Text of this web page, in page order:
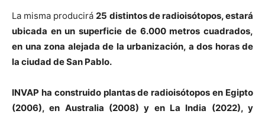
La misma producirá 25 distintos de radioisótopos, estará
ubicada en un superficie de 6.000 metros cuadrados,
en una zona alejada de la urbanización, a dos horas de
la ciudad de San Pablo.
INVAP ha construido plantas de radioisótopos en Egipto
(2006), en Australia (2008) y en La India (2022), y